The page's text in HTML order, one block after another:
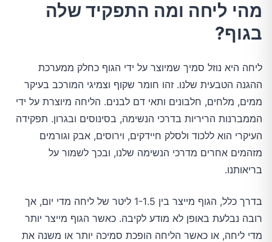
מהי ליחה ומה התפקיד שלה
בגוף?
ליחה היא נוזל סמיך שמיוצר על ידי הגוף כחלק ממערכת
ההגנה הטבעית שלנו. זהו חומר שקוף וצמיגי המורכב בעיקר
ממים, מלחים, חלבונים ותאי דם לבנים. הליחה מיוצרת על ידי
הממברנות הריריות בדרכי הנשימה, בסינוסים ובגרון. תפקידה
העיקרי הוא ללכוד ולסלק חיידקים, וירוסים, אבק וגורמים
מזהמים אחרים מדרכי הנשימה שלנו, ובכך לשמור על
בריאותנו.
בדרך כלל, הגוף מייצר בין 1-1.5 ליטר של ליחה מדי יום, אך
רובה נבלעת באופן לא מודע לקיבה. כאשר הגוף מייצר יותר
מדי ליחה, או כאשר הליחה הופכת סמיכה יותר או משנה את